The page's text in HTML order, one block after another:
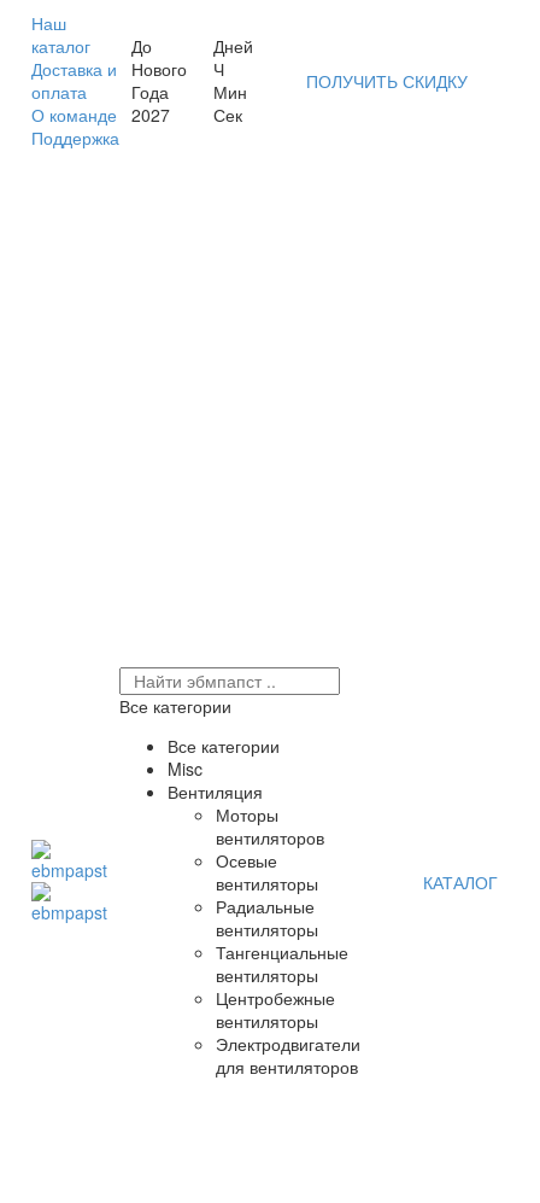
Наш
каталог
Доставка и
оплата
О команде
Поддержка
До
Нового
Года
2027
Дней
Ч
Мин
Сек
ПОЛУЧИТЬ СКИДКУ
Все категории
Все категории
Misc
Вентиляция
Моторы
вентиляторов
Осевые
вентиляторы
Радиальные
вентиляторы
Тангенциальные
вентиляторы
Центробежные
вентиляторы
Электродвигатели
для вентиляторов
КАТАЛОГ